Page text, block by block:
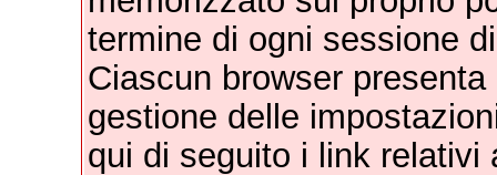
termine di ogni sessione
Ciascun browser
gestione delle
qui di seguito i link relativi